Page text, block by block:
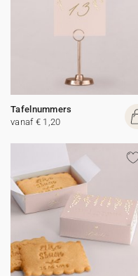
Tafelnummers
vanaf € 1,20